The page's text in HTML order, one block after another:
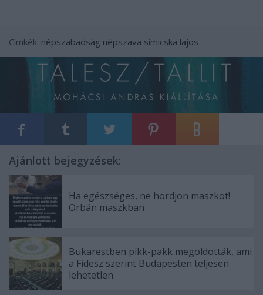
Címkék: népszabadság népszava simicska lajos
Ajánlott bejegyzések:
Ha egészséges, ne hordjon maszkot!
Orbán maszkban
Bukarestben pikk-pakk megoldották, ami
a Fidesz szerint Budapesten teljesen
lehetetlen